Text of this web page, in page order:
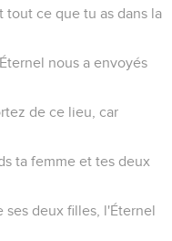
tout ce que tu as dans la
nous a envoyés
de ce lieu, car
ta femme et tes deux
ses deux filles, l'Éternel